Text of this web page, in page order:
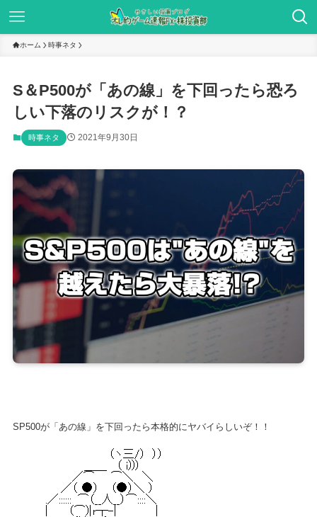
ホーム 時事ネタ
S＆P500が「あの線」を下回ったら恐ろ
しい下落のリスクが！？
時事ネタ 2021年9月30日
SP500が「あの線」を下回ったら本格的にヤバイらしいぞ！！